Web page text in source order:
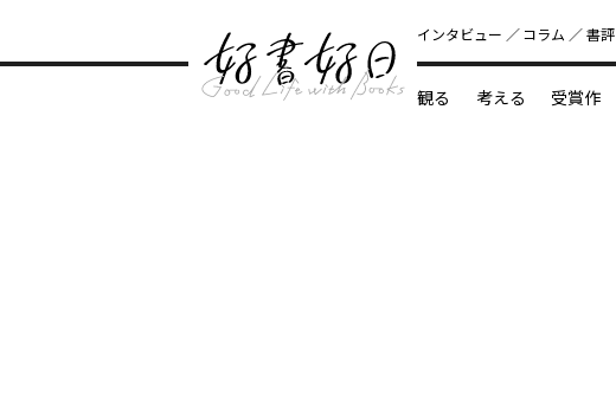
インタビュー コラム 書評
観る 考える 受賞作